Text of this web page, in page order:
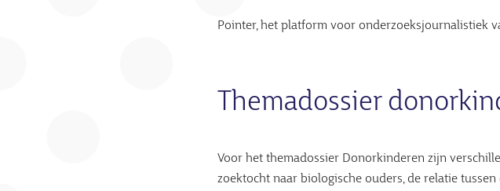
Pointer, het platform voor onderzoeksjournalistiek
Themadossier
Voor het themadossier Donorkinderen zijn
zoektocht naar biologische ouders, de relatie